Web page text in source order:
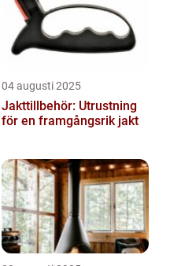
04 augusti 2025
Jakttillbehör: Utrustning
för en framgångsrik jakt